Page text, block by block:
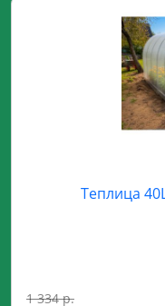
Теплица
1 334 р.